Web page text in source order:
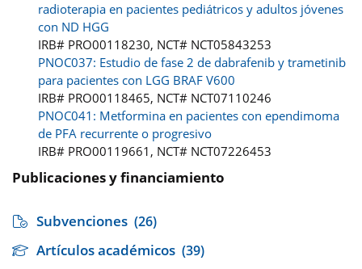
radioterapia en pacientes pediátricos y adultos jóvenes
con ND HGG
IRB# PRO00118230, NCT# NCT05843253
PNOC037: Estudio de fase 2 de dabrafenib y trametinib
para pacientes con LGG BRAF V600
IRB# PRO00118465, NCT# NCT07110246
PNOC041: Metformina en pacientes con ependimoma
de PFA recurrente o progresivo
IRB# PRO00119661, NCT# NCT07226453
Publicaciones y financiamiento
Subvenciones (26)
Artículos académicos (39)